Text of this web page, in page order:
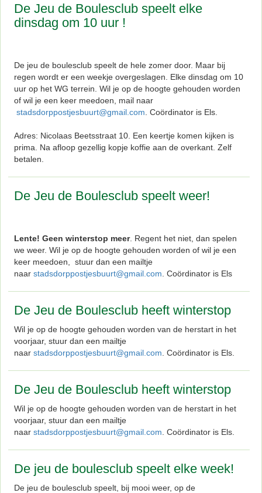
De Jeu de Boulesclub speelt elke
dinsdag om 10 uur !
De jeu de boulesclub speelt de hele zomer door. Maar bij
regen wordt er een weekje overgeslagen. Elke dinsdag om 10
uur op het WG terrein. Wil je op de hoogte gehouden worden
of wil je een keer meedoen, mail naar
stadsdorppostjesbuurt@gmail.com . Coördinator is Els.
Adres: Nicolaas Beetsstraat 10. Een keertje komen kijken is
prima. Na afloop gezellig kopje koffie aan de overkant. Zelf
betalen.
De Jeu de Boulesclub speelt weer!
Lente! Geen winterstop meer. Regent het niet, dan spelen
we weer. Wil je op de hoogte gehouden worden of wil je een
keer meedoen, stuur dan een mailtje
naar stadsdorppostjesbuurt@gmail.com . Coördinator is Els
De Jeu de Boulesclub heeft winterstop
Wil je op de hoogte gehouden worden van de herstart in het
voorjaar, stuur dan een mailtje
naar stadsdorppostjesbuurt@gmail.com . Coördinator is Els.
De Jeu de Boulesclub heeft winterstop
Wil je op de hoogte gehouden worden van de herstart in het
voorjaar, stuur dan een mailtje
naar stadsdorppostjesbuurt@gmail.com . Coördinator is Els.
De jeu de boulesclub speelt elke week!
De jeu de boulesclub speelt, bij mooi weer, op de